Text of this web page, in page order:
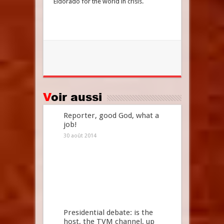
Voir aussi
Reporter, good God, what a
job!
30 août 2014
Presidential debate: is the
host, the TVM channel, up